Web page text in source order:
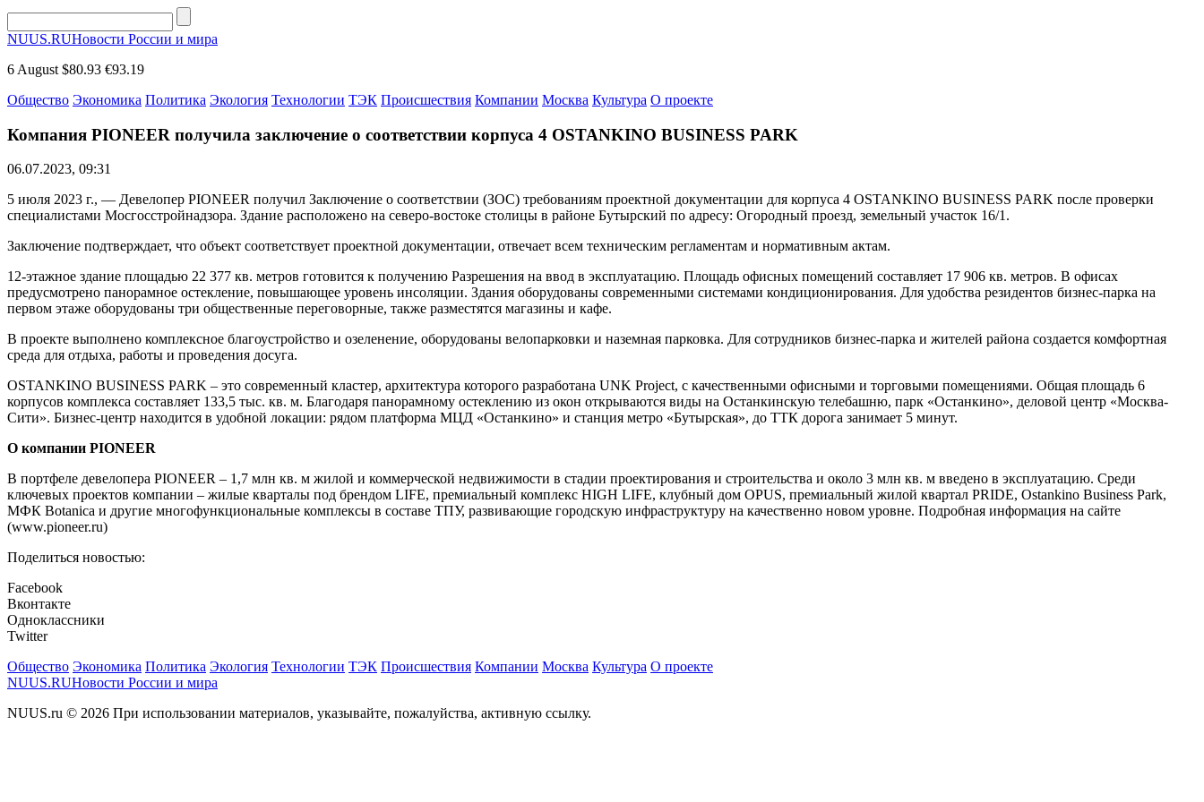
NUUS.RUНовости России и мира
6 August $80.93 €93.19
Общество Экономика Политика Экология Технологии ТЭК Происшествия Компании Москва Культура О проекте
Компания PIONEER получила заключение о соответствии корпуса 4 OSTANKINO BUSINESS PARK
06.07.2023, 09:31
5 июля 2023 г., — Девелопер PIONEER получил Заключение о соответствии (ЗОС) требованиям проектной документации для корпуса 4 OSTANKINO BUSINESS PARK после проверки
специалистами Мосгосстройнадзора. Здание расположено на северо-востоке столицы в районе Бутырский по адресу: Огородный проезд, земельный участок 16/1.
Заключение подтверждает, что объект соответствует проектной документации, отвечает всем техническим регламентам и нормативным актам.
12-этажное здание площадью 22 377 кв. метров готовится к получению Разрешения на ввод в эксплуатацию. Площадь офисных помещений составляет 17 906 кв. метров. В офисах
предусмотрено панорамное остекление, повышающее уровень инсоляции. Здания оборудованы современными системами кондиционирования. Для удобства резидентов бизнес-парка на
первом этаже оборудованы три общественные переговорные, также разместятся магазины и кафе.
В проекте выполнено комплексное благоустройство и озеленение, оборудованы велопарковки и наземная парковка. Для сотрудников бизнес-парка и жителей района создается комфортная
среда для отдыха, работы и проведения досуга.
OSTANKINO BUSINESS PARK – это современный кластер, архитектура которого разработана UNK Project, с качественными офисными и торговыми помещениями. Общая площадь 6
корпусов комплекса составляет 133,5 тыс. кв. м. Благодаря панорамному остеклению из окон открываются виды на Останкинскую телебашню, парк «Останкино», деловой центр «Москва-
Сити». Бизнес-центр находится в удобной локации: рядом платформа МЦД «Останкино» и станция метро «Бутырская», до ТТК дорога занимает 5 минут.
О компании PIONEER
В портфеле девелопера PIONEER – 1,7 млн кв. м жилой и коммерческой недвижимости в стадии проектирования и строительства и около 3 млн кв. м введено в эксплуатацию. Среди
ключевых проектов компании – жилые кварталы под брендом LIFE, премиальный комплекс HIGH LIFE, клубный дом OPUS, премиальный жилой квартал PRIDE, Ostankino Business Park,
МФК Botanica и другие многофункциональные комплексы в составе ТПУ, развивающие городскую инфраструктуру на качественно новом уровне. Подробная информация на сайте
(www.pioneer.ru)
Поделиться новостью:
Facebook
Вконтакте
Одноклассники
Twitter
Общество Экономика Политика Экология Технологии ТЭК Происшествия Компании Москва Культура О проекте
NUUS.RUНовости России и мира
NUUS.ru © 2026 При использовании материалов, указывайте, пожалуйства, активную ссылку.